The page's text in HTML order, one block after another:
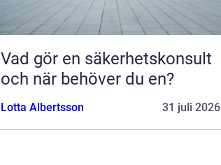
Vad gör en säkerhetskonsult
och när behöver du en?
Lotta Albertsson 31 juli 2026